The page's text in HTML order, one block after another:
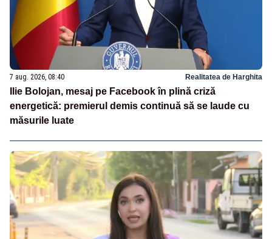
7 aug. 2026, 08:40 Realitatea de Harghita
Ilie Bolojan, mesaj pe Facebook în plină criză
energetică: premierul demis continuă să se laude cu
măsurile luate